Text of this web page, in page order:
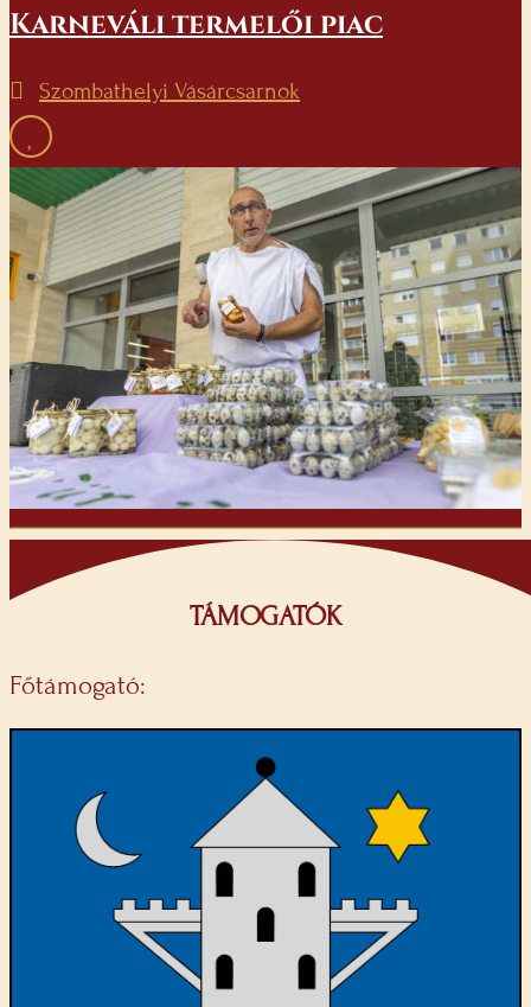
Karneváli termelői piac
Szombathelyi Vásárcsarnok
TÁMOGATÓK
Főtámogató: